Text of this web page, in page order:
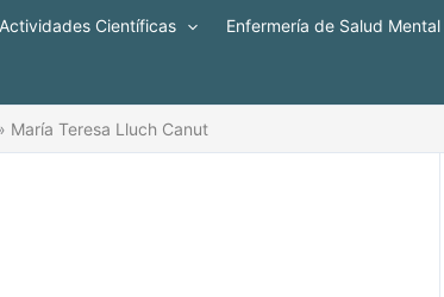
Actividades Científicas Enfermería de Salud Mental
María Teresa Lluch Canut